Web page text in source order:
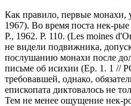
Как правило, первые монахи,
1967). Во время поста нек-
P., 1962. P. 110. (Les moines
не видели подвижника,
послушанию монахи после
письме об исихии (Ep. 1. 1 //
требовавшей, однако,
епископата диктовалось не
Тем не менее ощущение нек-